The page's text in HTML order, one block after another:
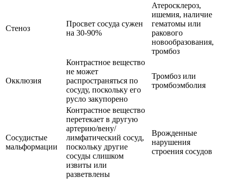
Стеноз
Просвет сосуда сужен
на 30-90%
Атеросклероз,
ишемия, наличие
гематомы или
ракового
новообразования,
тромбоз
Окклюзия
Контрастное вещество
не может
распространяться по
сосуду, поскольку его
русло закупорено
Тромбоз или
тромбоэмболия
Сосудистые
мальформации
Контрастное вещество
перетекает в другую
артерию/вену/
лимфатический сосуд,
поскольку другие
сосуды слишком
извиты или
разветвлены
Врожденные
нарушения
строения сосудов